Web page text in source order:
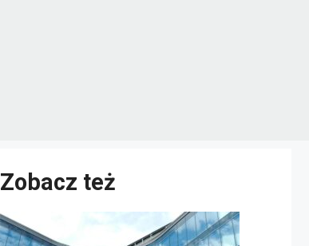
Zobacz też